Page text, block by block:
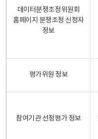
데이터분쟁조정위원회
홈페이지 분쟁조정 신청자
정보
평가위원 정보
참여기관 선정평가 정보